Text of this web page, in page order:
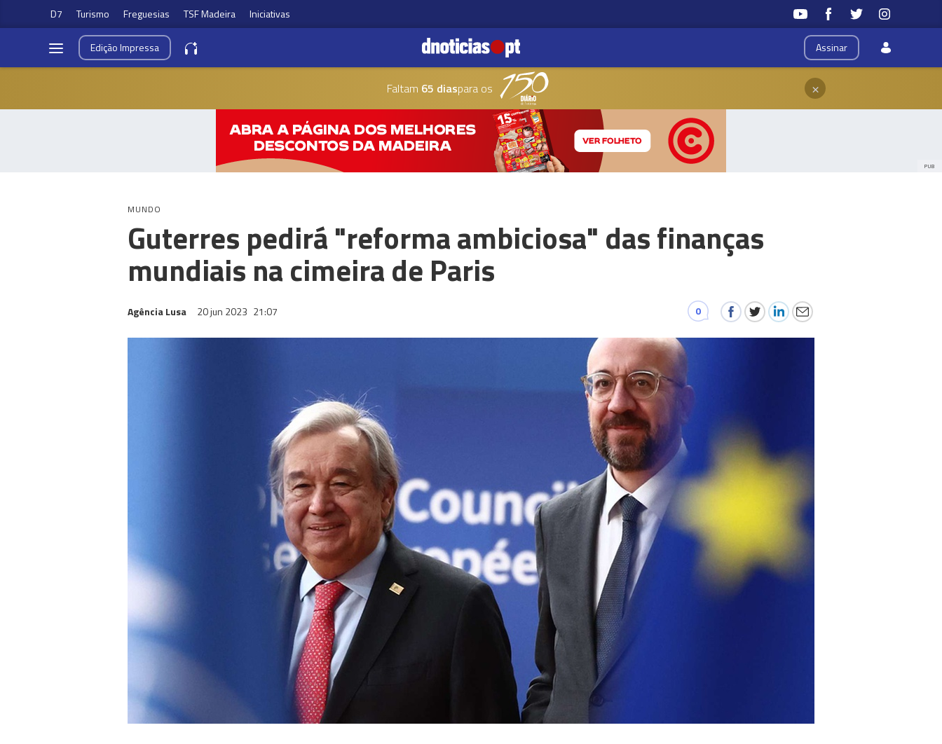
D7 Turismo Freguesias TSF Madeira Iniciativas
Assinar
EdiçãoImpressa
Faltam 65 diaspara os ×
PUB
MUNDO
Guterres pedirá "reforma ambiciosa" das finanças
mundiais na cimeira de Paris
Agência Lusa 20 jun 2023 21:07 0